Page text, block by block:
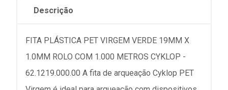
Descrição
FITA PLÁSTICA PET VIRGEM VERDE 19MM X
1.0MM ROLO COM 1.000 METROS CYKLOP -
62.1219.000.00 A fita de arqueação Cyklop PET